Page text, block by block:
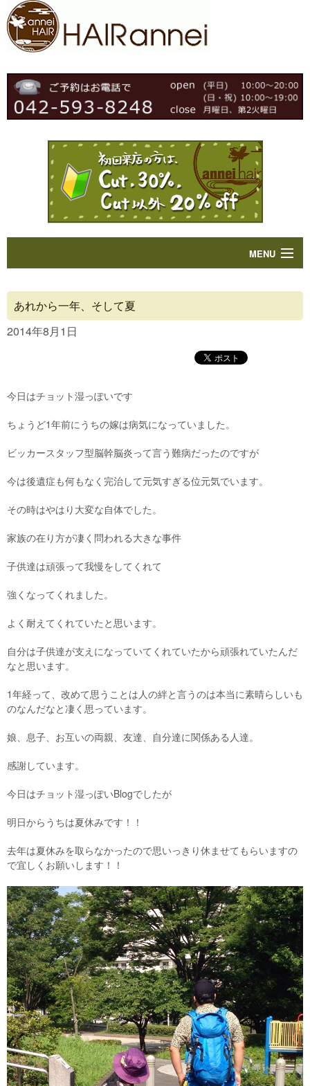
MENU
Concept
Blog
Contact
あれから一年、そして夏
2014年8月1日
今日はチョット湿っぽいです
ちょうど1年前にうちの嫁は病気になっていました。
ビッカースタッフ型脳幹脳炎って言う難病だったのですが
今は後遺症も何もなく完治して元気すぎる位元気でいます。
その時はやはり大変な自体でした。
家族の在り方が凄く問われる大きな事件
子供達は頑張って我慢をしてくれて
強くなってくれました。
よく耐えてくれていたと思います。
自分は子供達が支えになっていてくれていたから頑張れていたんだ
なと思います。
1年経って、改めて思うことは人の絆と言うのは本当に素晴らしいも
のなんだなと凄く思っています。
娘、息子、お互いの両親、友達、自分達に関係ある人達。
感謝しています。
今日はチョット湿っぽいBlogでしたが
明日からうちは夏休みです！！
去年は夏休みを取らなかったので思いっきり休ませてもらいますの
で宜しくお願いします！！